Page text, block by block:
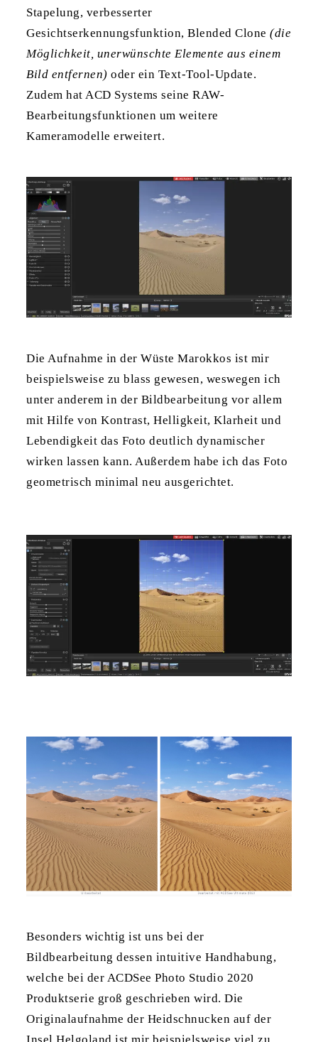
Stapelung, verbesserter
Gesichtserkennungsfunktion, Blended Clone(die
Möglichkeit, unerwünschte Elemente aus einem
Bild entfernen) oder ein Text-Tool-Update.
Zudem hat ACD Systems seine RAW-
Bearbeitungsfunktionen um weitere
Kameramodelle erweitert.
Die Aufnahme in der Wüste Marokkos ist mir
beispielsweise zu blass gewesen, weswegen ich
unter anderem in der Bildbearbeitung vor allem
mit Hilfe von Kontrast, Helligkeit, Klarheit und
Lebendigkeit das Foto deutlich dynamischer
wirken lassen kann. Außerdem habe ich das Foto
geometrisch minimal neu ausgerichtet.
Besonders wichtig ist uns bei der
Bildbearbeitung dessen intuitive Handhabung,
welche bei der ACDSee Photo Studio 2020
Produktserie groß geschrieben wird. Die
Originalaufnahme der Heidschnucken auf der